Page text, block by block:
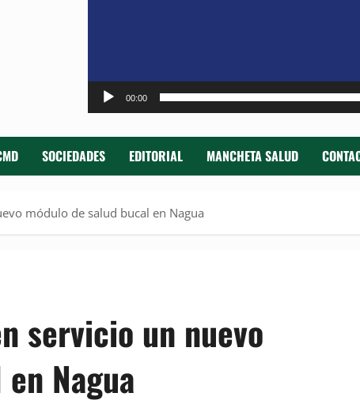
00:00
SOCIEDADES EDITORIAL MANCHETA SALUD
módulo de salud bucal en Nagua
servicio un nuevo
Nagua